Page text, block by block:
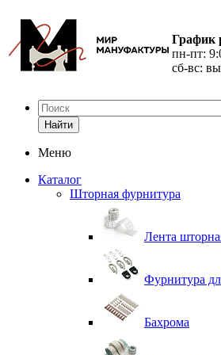
График
пн-пт:
сб-вс:
Найти
Меню
Каталог
Шторная фурнитура
Лента
Фурнитура
Бахрома